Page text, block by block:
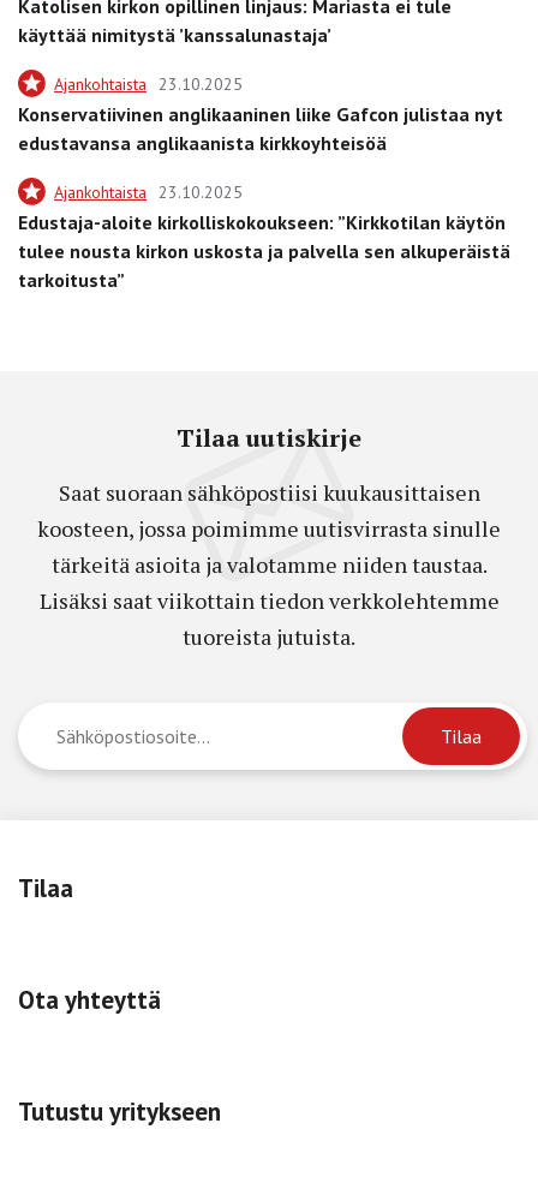
Katolisen kirkon opillinen linjaus: Mariasta ei tule
käyttää nimitystä ’kanssalunastaja’
Ajankohtaista 23.10.2025
Konservatiivinen anglikaaninen liike Gafcon julistaa nyt
edustavansa anglikaanista kirkkoyhteisöä
Ajankohtaista 23.10.2025
Edustaja-aloite kirkolliskokoukseen: ”Kirkkotilan käytön
tulee nousta kirkon uskosta ja palvella sen alkuperäistä
tarkoitusta”
Tilaa uutiskirje
Saat suoraan sähköpostiisi kuukausittaisen
koosteen, jossa poimimme uutisvirrasta sinulle
tärkeitä asioita ja valotamme niiden taustaa.
Lisäksi saat viikottain tiedon verkkolehtemme
tuoreista jutuista.
Tilaa
Ota yhteyttä
Tutustu yritykseen